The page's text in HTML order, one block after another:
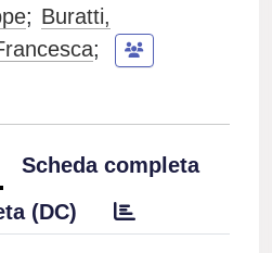
; Buratti,
;
Scheda completa
(DC)